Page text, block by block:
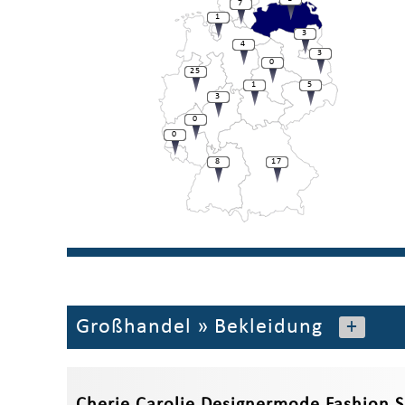
5
3
25
3
0
7
1
4
0
3
0
8
1
17
Großhandel » Bekleidung +